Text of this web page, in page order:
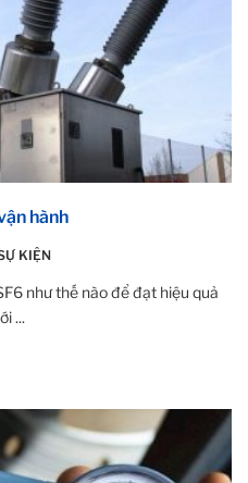
hành
KIỆN
như thế nào để đạt hiệu quả
...